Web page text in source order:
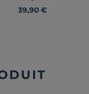
39,90 €